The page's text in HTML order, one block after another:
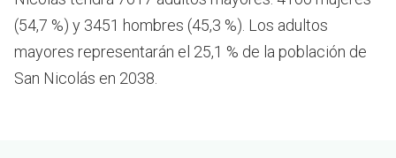
(54,7 %) y 3451 hombres (45,3 %). Los adultos
mayores representarán el 25,1 % de la población de
San Nicolás en 2038.